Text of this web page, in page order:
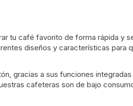
tu café favorito de forma rápida y
diseños y características para
gracias a sus funciones
cafeteras son de bajo